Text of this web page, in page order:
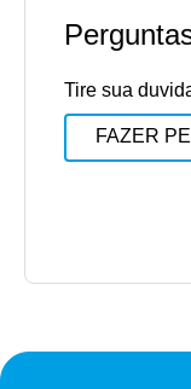
Tire sua
FAZER